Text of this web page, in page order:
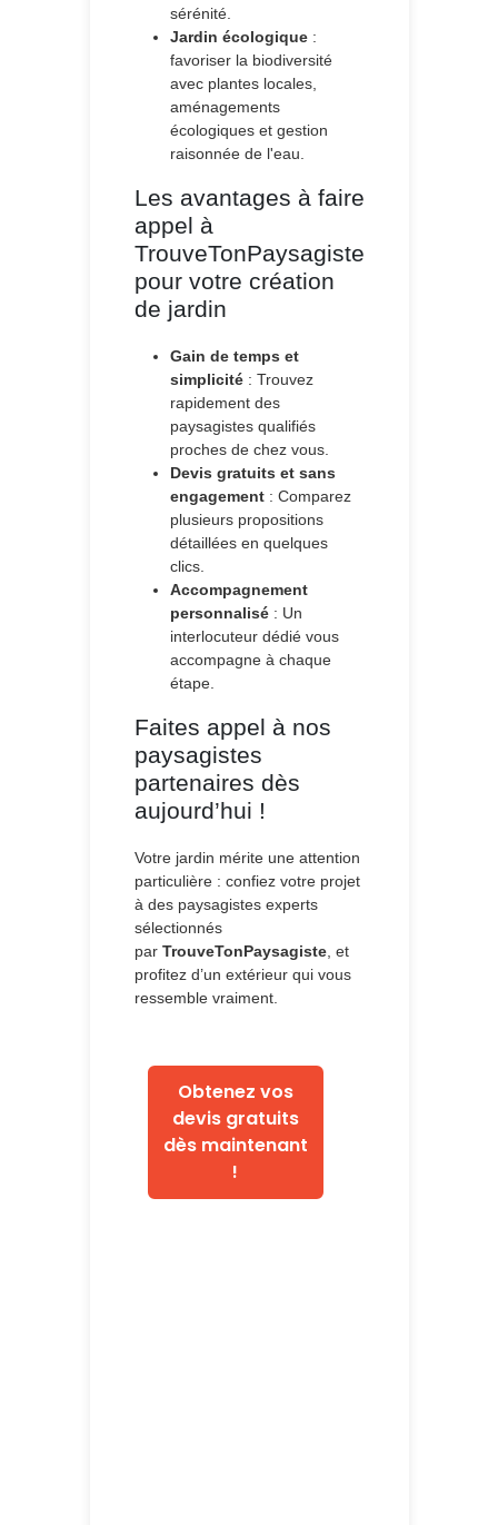
sérénité.
Jardin écologique:
favoriser la biodiversité
avec plantes locales,
aménagements
écologiques et gestion
raisonnée de l'eau.
Les avantages à faire
appel à
TrouveTonPaysagiste
pour votre création
de jardin
Gain de temps et
simplicité: Trouvez
rapidement des
paysagistes qualifiés
proches de chez vous.
Devis gratuits et sans
engagement: Comparez
plusieurs propositions
détaillées en quelques
clics.
Accompagnement
personnalisé: Un
interlocuteur dédié vous
accompagne à chaque
étape.
Faites appel à nos
paysagistes
partenaires dès
aujourd’hui !
Votre jardin mérite une attention
particulière : confiez votre projet
à des paysagistes experts
sélectionnés
par TrouveTonPaysagiste, et
profitez d’un extérieur qui vous
ressemble vraiment.
Obtenez vos
devis gratuits
dès maintenant
!